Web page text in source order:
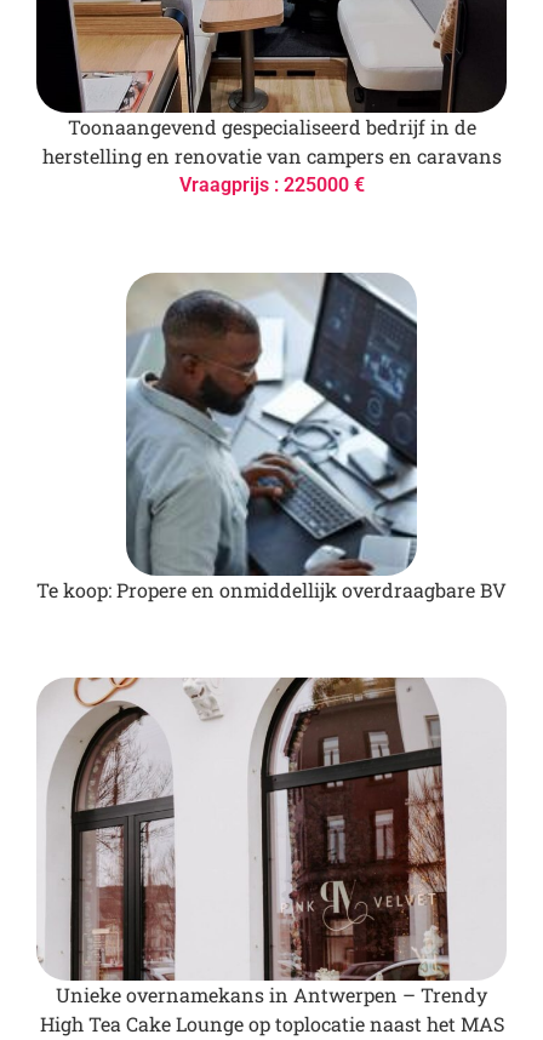
Toonaangevend gespecialiseerd bedrijf in de
herstelling en renovatie van campers en caravans
Vraagprijs : 225000 €
Te koop: Propere en onmiddellijk overdraagbare BV
Unieke overnamekans in Antwerpen – Trendy
High Tea Cake Lounge op toplocatie naast het MAS